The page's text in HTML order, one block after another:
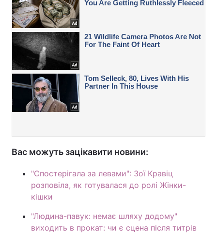
Вас можуть зацікавити новини:
"Спостерігала за левами": Зої Кравіц
розповіла, як готувалася до ролі Жінки-
кішки
"Людина-павук: немає шляху додому"
виходить в прокат: чи є сцена після титрів